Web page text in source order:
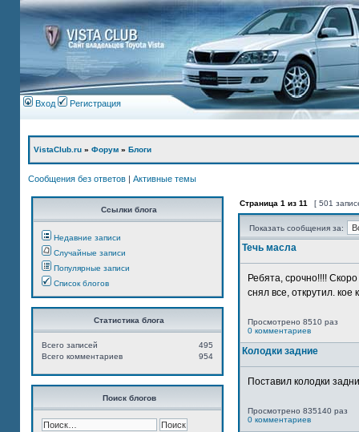
Вход Регистрация
VistaClub.ru » Форум » Блоги
Сообщения без ответов | Активные темы
Ссылки блога
Недавние записи
Случайные записи
Популярные записи
Список блогов
Статистика блога
495
Всего записей
954
Всего комментариев
Поиск блогов
Страница 1 из 11 [ 501
Показать сообщения за:
Течь масла
Ребята, срочно!!!!
снял все, открутил. кое
Просмотрено 8510 раз
0 комментариев
Колодки задние
Поставил колодки
Просмотрено 835140 раз
0 комментариев